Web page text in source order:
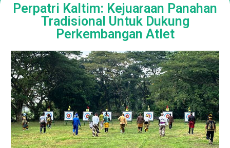
Perpatri Kaltim: Kejuaraan Panahan
Tradisional Untuk Dukung
Perkembangan Atlet